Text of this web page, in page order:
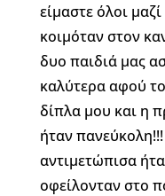
είμαστε όλοι
κοιμόταν στον
δυο παιδιά μας
καλύτερα αφού
δίπλα μου και η
ήταν
αντιμετώπισα
οφείλονταν στο